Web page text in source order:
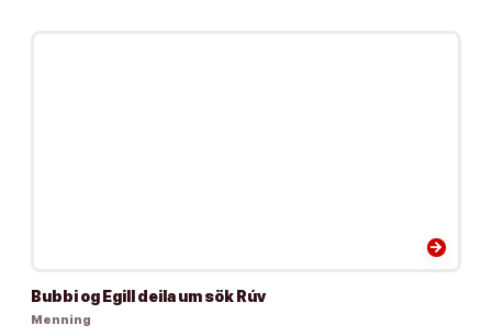
arrow_forward
Bubbi og Egill deila um sök Rúv
Menning